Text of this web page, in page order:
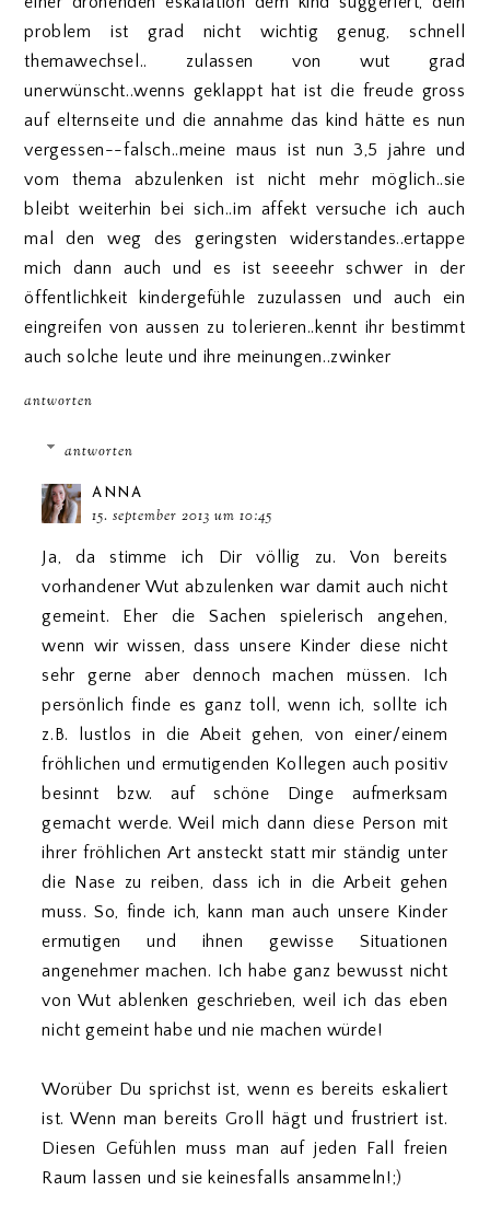
problem ist grad nicht wichtig genug, schnell
themawechsel.. zulassen von wut grad
unerwünscht..wenns geklappt hat ist die freude gross
auf elternseite und die annahme das kind hätte es nun
vergessen--falsch..meine maus ist nun 3,5 jahre und
vom thema abzulenken ist nicht mehr möglich..sie
bleibt weiterhin bei sich..im affekt versuche ich auch
mal den weg des geringsten widerstandes..ertappe
mich dann auch und es ist seeeehr schwer in der
öffentlichkeit kindergefühle zuzulassen und auch ein
eingreifen von aussen zu tolerieren..kennt ihr bestimmt
auch solche leute und ihre meinungen..zwinker
antworten
antworten
ANNA
15. september 2013 um 10:45
Ja, da stimme ich Dir völlig zu. Von bereits
vorhandener Wut abzulenken war damit auch nicht
gemeint. Eher die Sachen spielerisch angehen,
wenn wir wissen, dass unsere Kinder diese nicht
sehr gerne aber dennoch machen müssen. Ich
persönlich finde es ganz toll, wenn ich, sollte ich
z.B. lustlos in die Abeit gehen, von einer/einem
fröhlichen und ermutigenden Kollegen auch positiv
besinnt bzw. auf schöne Dinge aufmerksam
gemacht werde. Weil mich dann diese Person mit
ihrer fröhlichen Art ansteckt statt mir ständig unter
die Nase zu reiben, dass ich in die Arbeit gehen
muss. So, finde ich, kann man auch unsere Kinder
ermutigen und ihnen gewisse Situationen
angenehmer machen. Ich habe ganz bewusst nicht
von Wut ablenken geschrieben, weil ich das eben
nicht gemeint habe und nie machen würde!
Worüber Du sprichst ist, wenn es bereits eskaliert
ist. Wenn man bereits Groll hägt und frustriert ist.
Diesen Gefühlen muss man auf jeden Fall freien
Raum lassen und sie keinesfalls ansammeln!;)